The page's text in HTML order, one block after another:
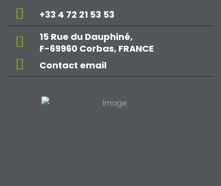
+33 4 72 21 53 53
15 Rue du Dauphiné,
F-69960 Corbas, FRANCE
Contact email